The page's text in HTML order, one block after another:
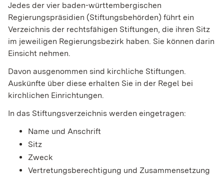
Jedes der vier baden-württembergischen
Regierungspräsidien (Stiftungsbehörden) führt ein
Verzeichnis der rechtsfähigen Stiftungen, die ihren Sitz
im jeweiligen Regierungsbezirk haben. Sie können darin
Einsicht nehmen.
Davon ausgenommen sind kirchliche Stiftungen.
Auskünfte über diese erhalten Sie in der Regel bei
kirchlichen Einrichtungen.
In das Stiftungsverzeichnis werden eingetragen:
Name und Anschrift
Sitz
Zweck
Vertretungsberechtigung und Zusammensetzung